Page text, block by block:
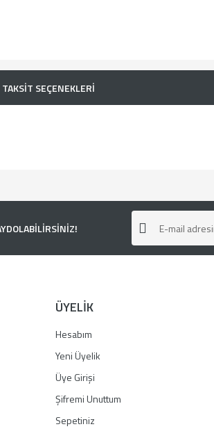
TAKSİT SEÇENEKLERİ
Gönder
ÜYELİK
Hesabım
Yeni Üyelik
Üye Girişi
Şifremi Unuttum
Sepetiniz